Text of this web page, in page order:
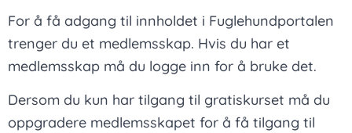
For å få adgang til innholdet i Fuglehundportalen
trenger du et medlemsskap. Hvis du har et
medlemsskap må du logge inn for å bruke det.
Dersom du kun har tilgang til gratiskurset må du
oppgradere medlemsskapet for å få tilgang til